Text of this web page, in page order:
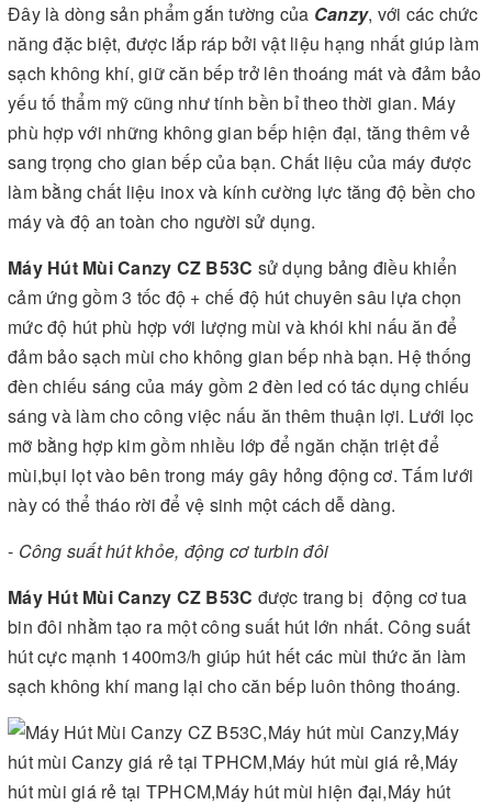
Đây là dòng sản phẩm gắn tường của Canzy, với các chức
năng đặc biệt, được lắp ráp bởi vật liệu hạng nhất giúp làm
sạch không khí, giữ căn bếp trở lên thoáng mát và đảm bảo
yếu tố thẩm mỹ cũng như tính bền bỉ theo thời gian. Máy
phù hợp với những không gian bếp hiện đại, tăng thêm vẻ
sang trọng cho gian bếp của bạn. Chất liệu của máy được
làm bằng chất liệu inox và kính cường lực tăng độ bền cho
máy và độ an toàn cho người sử dụng.
Máy Hút Mùi Canzy CZ B53C sử dụng bảng điều khiển
cảm ứng gồm 3 tốc độ + chế độ hút chuyên sâu lựa chọn
mức độ hút phù hợp với lượng mùi và khói khi nấu ăn để
đảm bảo sạch mùi cho không gian bếp nhà bạn. Hệ thống
đèn chiếu sáng của máy gồm 2 đèn led có tác dụng chiếu
sáng và làm cho công việc nấu ăn thêm thuận lợi. Lưới lọc
mỡ bằng hợp kim gồm nhiều lớp để ngăn chặn triệt để
mùi,bụi lọt vào bên trong máy gây hỏng động cơ. Tấm lưới
này có thể tháo rời để vệ sinh một cách dễ dàng.
- Công suất hút khỏe, động cơ turbin đôi
Máy Hút Mùi Canzy CZ B53C được trang bị động cơ tua
bin đôi nhằm tạo ra một công suất hút lớn nhất. Công suất
hút cực mạnh 1400m3/h giúp hút hết các mùi thức ăn làm
sạch không khí mang lại cho căn bếp luôn thông thoáng.